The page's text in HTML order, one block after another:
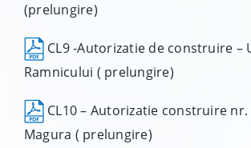
(prelungire)
CL9 -Autorizatie de construire –
Ramnicului ( prelungire)
CL10 – Autorizatie construire nr.
Magura ( prelungire)